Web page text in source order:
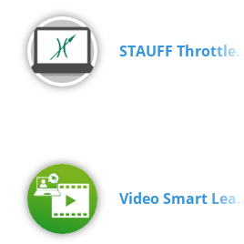
STAUFF Throttle…
Video Smart Lea…